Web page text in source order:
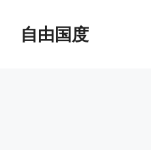
自由国度